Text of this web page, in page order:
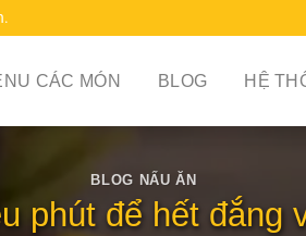
CÁC MÓN BLOG HỆ
BLOG NẤU ĂN
phút để hết đắng